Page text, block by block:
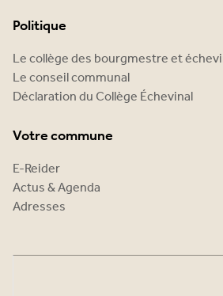
Politique
Le collège des bourgmestre et
Le conseil communal
Déclaration du Collège Échevinal
Votre commune
E-Reider
Actus & Agenda
Adresses